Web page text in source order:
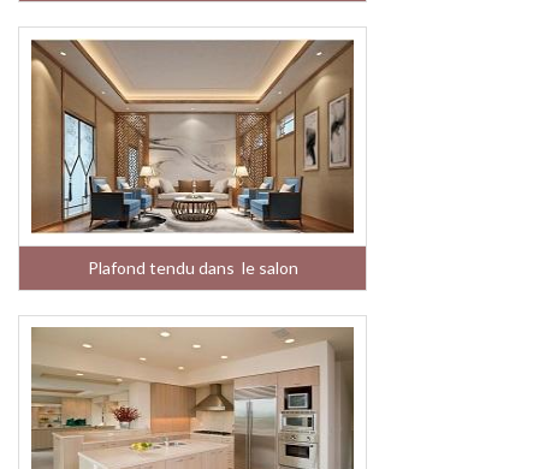
Plafond tendu dans le salon